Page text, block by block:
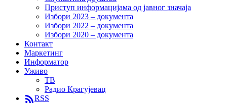
Приступ информацијама од јавног значаја
Избори 2023 – документа
Избори 2022 – документа
Избори 2020 – документа
Контакт
Маркетинг
Информатор
Уживо
ТВ
Радио Крагујевац
RSS